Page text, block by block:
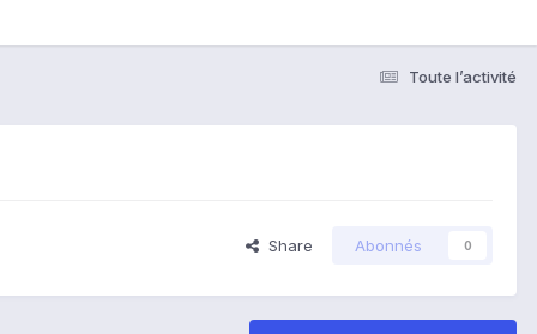
Toute l’activité
Share Abonnés 0